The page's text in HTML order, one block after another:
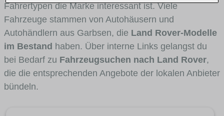
Fahrertypen die Marke interessant ist. Viele
Fahrzeuge stammen von Autohäusern und
Autohändlern aus Garbsen, die Land Rover-Modelle
im Bestand haben. Über interne Links gelangst du
bei Bedarf zu Fahrzeugsuchen nach Land Rover,
die die entsprechenden Angebote der lokalen Anbieter
bündeln.